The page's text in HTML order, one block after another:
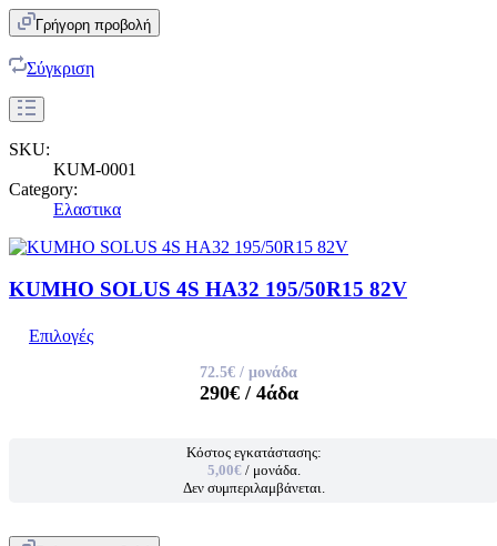
Γρήγορη προβολή
Σύγκριση
SKU:
KUM-0001
Category:
Ελαστικα
KUMHO SOLUS 4S HA32 195/50R15 82V
Επιλογές
72.5€ / μονάδα
290€/ 4άδα
Κόστος εγκατάστασης:
5,00€ / μονάδα.
Δεν συμπεριλαμβάνεται.